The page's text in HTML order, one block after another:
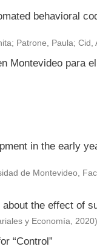
behavioral
; Patrone, Paula; Cid,
Montevideo para
in the early
de Montevideo,
the effect of
y Economía, 2020)
“Control”